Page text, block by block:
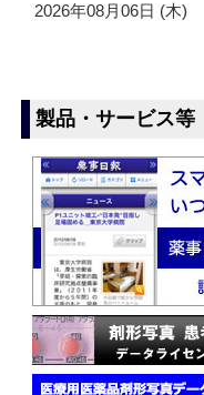
2026年08月06日 (木)
製品・サービス等